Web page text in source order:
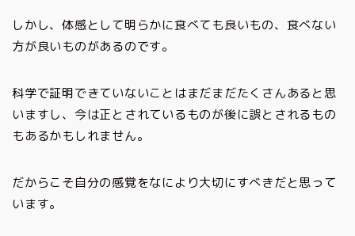
しかし、体感として明らかに食べても良いもの、食べない
方が良いものがあるのです。
科学で証明できていないことはまだまだたくさんあると思
いますし、今は正とされているものが後に誤とされるもの
もあるかもしれません。
だからこそ自分の感覚をなにより大切にすべきだと思って
います。